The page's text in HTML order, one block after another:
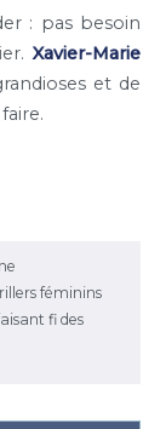
: pas besoin
Xavier-Marie
et de
féminins
fi des